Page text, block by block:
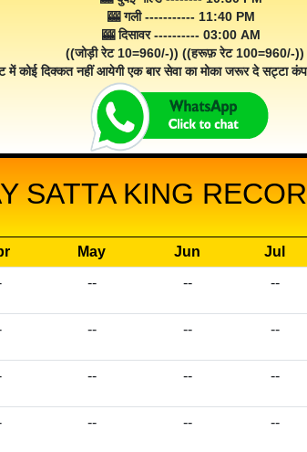
🎰 गली ----------- 11:40 PM
🎰 दिसावर ---------- 03:00 AM
((जोड़ी रेट 10=960/-)) ((हरूफ़ रेट 100=960/-))
में कोई दिक्कत नहीं आयेगी एक बार सेवा का मोका जरूर दे सट्टा
SATTA KING
May Jun Jul
-- -- --
-- -- --
-- -- --
-- -- --